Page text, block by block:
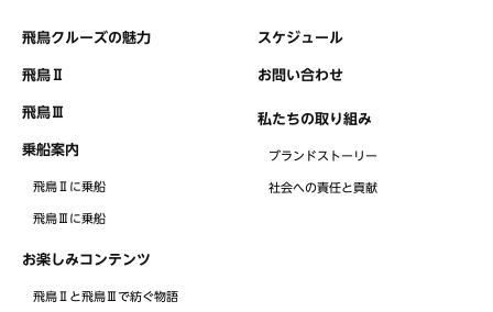
飛鳥クルーズの魅力
飛鳥Ⅱ
飛鳥Ⅲ
乗船案内
飛鳥Ⅱに乗船
飛鳥Ⅲに乗船
お楽しみコンテンツ
飛鳥Ⅱと飛鳥Ⅲで紡ぐ物語
スケジュール
お問い合わせ
私たちの取り組み
ブランドストーリー
社会への責任と貢献